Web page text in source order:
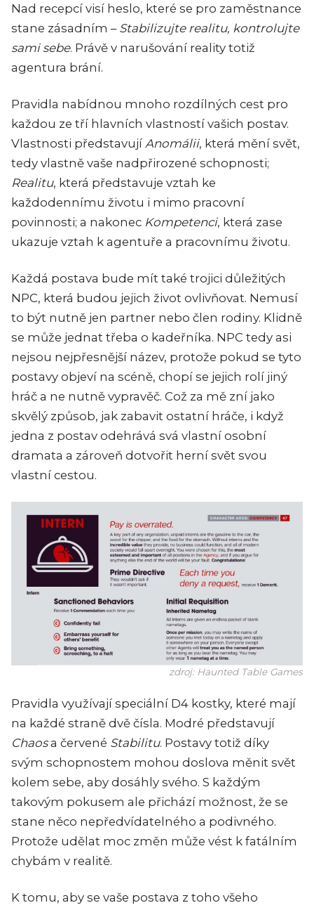
Nad recepcí visí heslo, které se pro zaměstnance
stane zásadním – Stabilizujte realitu, kontrolujte
sami sebe. Právě v narušování reality totiž
agentura brání.
Pravidla nabídnou mnoho rozdílných cest pro
každou ze tří hlavních vlastností vašich postav.
Vlastnosti představují Anomálii, která mění svět,
tedy vlastně vaše nadpřirozené schopnosti;
Realitu, která představuje vztah ke
každodennímu životu i mimo pracovní
povinnosti; a nakonec Kompetenci, která zase
ukazuje vztah k agentuře a pracovnímu životu.
Každá postava bude mít také trojici důležitých
NPC, která budou jejich život ovlivňovat. Nemusí
to být nutně jen partner nebo člen rodiny. Klidně
se může jednat třeba o kadeřníka. NPC tedy asi
nejsou nejpřesnější název, protože pokud se tyto
postavy objeví na scéně, chopí se jejich rolí jiný
hráč a ne nutně vypravěč. Což za mě zní jako
skvělý způsob, jak zabavit ostatní hráče, i když
jedna z postav odehrává svá vlastní osobní
dramata a zároveň dotvořit herní svět svou
vlastní cestou.
zdroj: Haunted Table Games
Pravidla využívají speciální D4 kostky, které mají
na každé straně dvě čísla. Modré představují
Chaosa červené Stabilitu. Postavy totiž díky
svým schopnostem mohou doslova měnit svět
kolem sebe, aby dosáhly svého. S každým
takovým pokusem ale přichází možnost, že se
stane něco nepředvídatelného a podivného.
Protože udělat moc změn může vést k fatálním
chybám v realitě.
K tomu, aby se vaše postava z toho všeho